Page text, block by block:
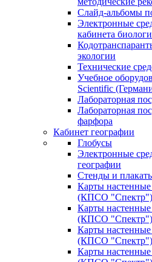
Слайд-альбомы
Электронные
кабинета
экологии
Технические
Учебное
Scientific
Лабораторная
Лабораторная
фарфора
Кабинет географии
Глобусы
Электронные
географии
Стенды и
Карты настенные
(КПСО "Спектр")
Карты настенные
(КПСО "Спектр")
Карты настенные
(КПСО "Спектр")
Карты настенные